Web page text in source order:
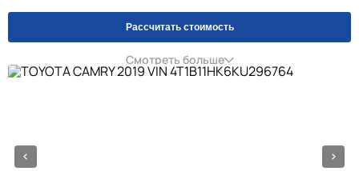
Рассчитать стоимость
Смотреть больше